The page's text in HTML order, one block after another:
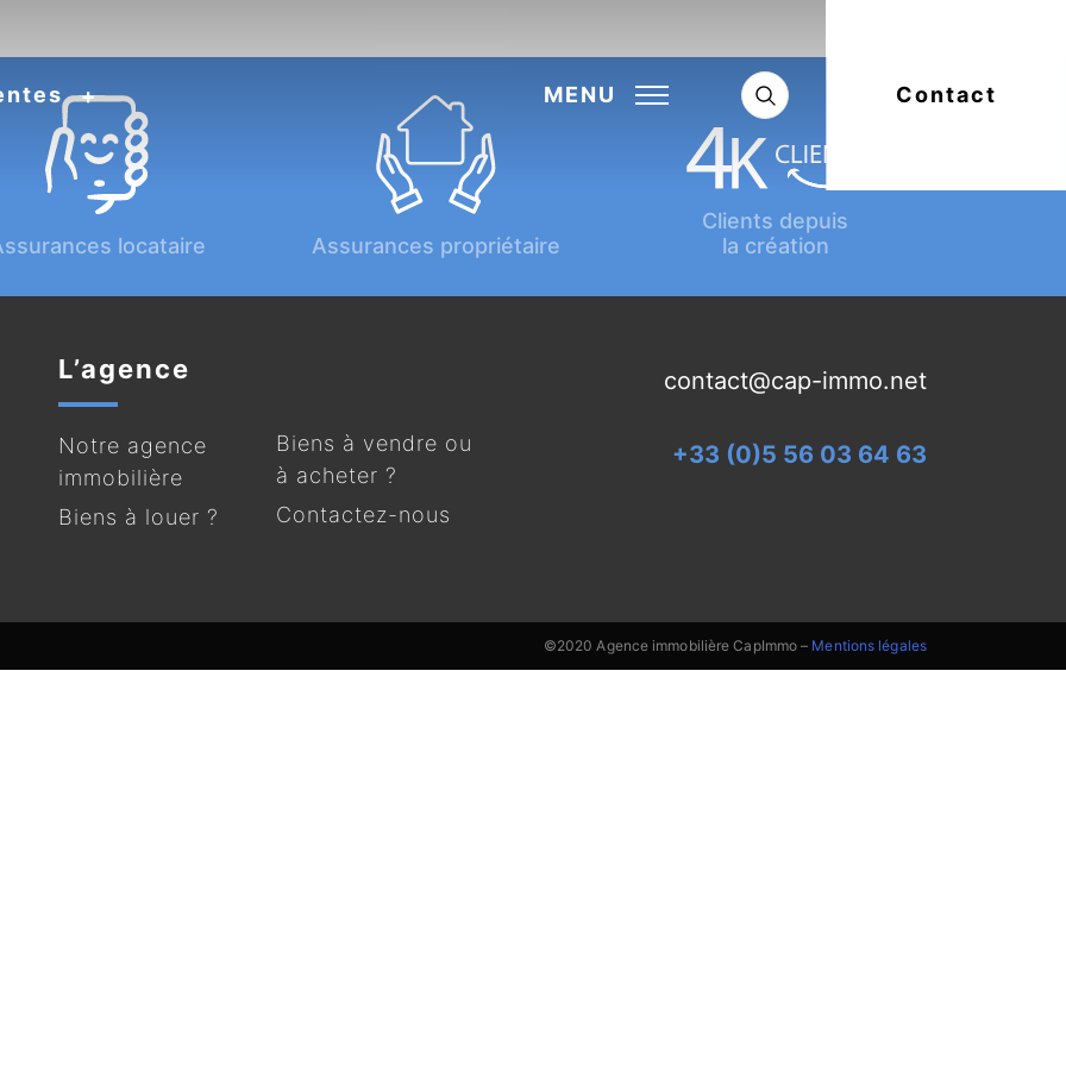
MENU Contact
locataire Assurances propriétaire
Clients depuis
la création
L’agence
Notre agence
immobilière
Biens à louer ?
Biens à vendre ou
à acheter ?
Contactez-nous
contact@cap-immo.net
+33 (0)5 56 03 64 63
©2020 Agence immobilière CapImmo – Mentions légales